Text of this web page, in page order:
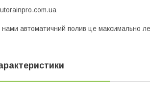
нами автоматичний полив це максимально